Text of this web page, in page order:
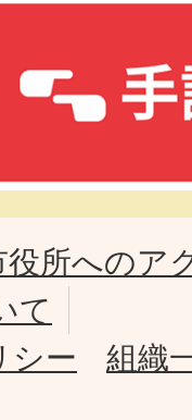
役所へのア
て
シー
組織